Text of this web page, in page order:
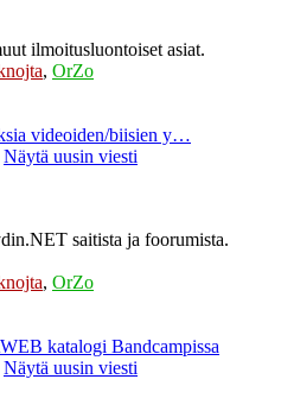
ilmoitusluontoiset asiat.
, OrZo
videoiden/biisien y…
Näytä uusin viesti
saitista ja foorumista.
, OrZo
katalogi Bandcampissa
Näytä uusin viesti